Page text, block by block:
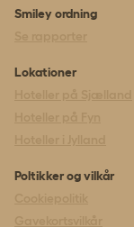
Smiley ordning
Lokationer
Poltikker og vilkår